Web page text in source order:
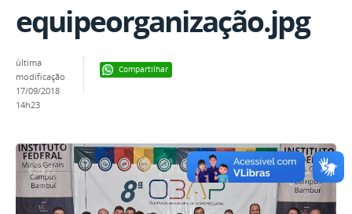
equipeorganização.jpg
Compartilhar
última
modificação
17/09/2018
14h23